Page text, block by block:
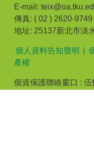
E-mail:
傳真: ( 02 ) 2620-9749
地址: 25137新北市淡
個人資料告知聲明
產權
個資保護聯絡窗口 :